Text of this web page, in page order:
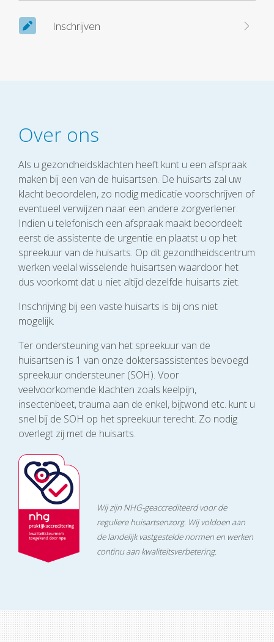
Inschrijven
Over ons
Als u gezondheidsklachten heeft kunt u een afspraak
maken bij een van de huisartsen. De huisarts zal uw
klacht beoordelen, zo nodig medicatie voorschrijven of
eventueel verwijzen naar een andere zorgverlener.
Indien u telefonisch een afspraak maakt beoordeelt
eerst de assistente de urgentie en plaatst u op het
spreekuur van de huisarts. Op dit gezondheidscentrum
werken veelal wisselende huisartsen waardoor het
dus voorkomt dat u niet altijd dezelfde huisarts ziet.
Inschrijving bij een vaste huisarts is bij ons niet
mogelijk.
Ter ondersteuning van het spreekuur van de
huisartsen is 1 van onze doktersassistentes bevoegd
spreekuur ondersteuner (SOH). Voor
veelvoorkomende klachten zoals keelpijn,
insectenbeet, trauma aan de enkel, bijtwond etc. kunt u
snel bij de SOH op het spreekuur terecht. Zo nodig
overlegt zij met de huisarts.
Wij zijn NHG-geaccrediteerd voor de
reguliere huisartsenzorg. Wij voldoen aan
de landelijk vastgestelde normen en werken
continu aan kwaliteitsverbetering.